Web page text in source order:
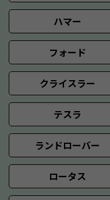
ハマー
フォード
クライスラー
テスラ
ランドローバー
ロータス